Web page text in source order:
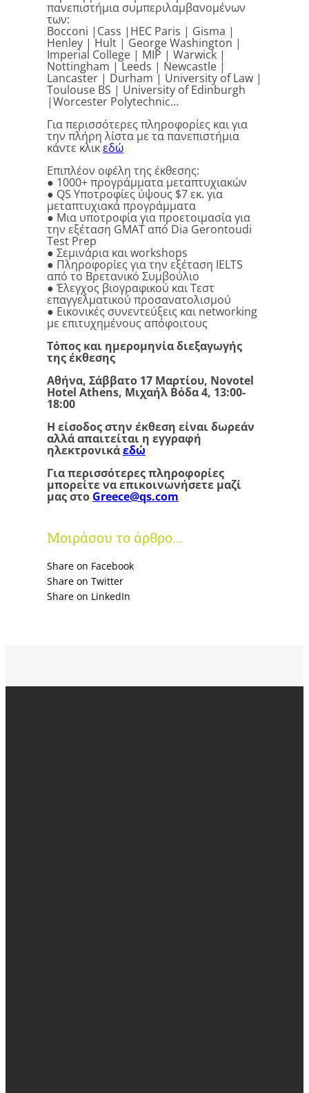
πανεπιστήμια συμπεριλαμβανομένων
των:
Bocconi |Cass |HEC Paris | Gisma |
Henley | Hult | George Washington |
Imperial College | MIP | Warwick |
Nottingham | Leeds | Newcastle |
Lancaster | Durham | University of Law |
Toulouse BS | University of Edinburgh
|Worcester Polytechnic…
Για περισσότερες πληροφορίες και για
την πλήρη λίστα με τα πανεπιστήμια
κάντε κλικεδώ
Επιπλέον οφέλη της έκθεσης:
● 1000+ προγράμματα μεταπτυχιακών
● QS Υποτροφίες ύψους $7 εκ. για
μεταπτυχιακά προγράμματα
● Μια υποτροφία για προετοιμασία για
την εξέταση GMAT από Dia Gerontoudi
Test Prep
● Σεμινάρια και workshops
● Πληροφορίες για την εξέταση IELTS
από το Βρετανικό Συμβούλιο
● Έλεγχος βιογραφικού και Τεστ
επαγγελματικού προσανατολισμού
● Εικονικές συνεντεύξεις και networking
με επιτυχημένους απόφοιτους
Τόπος και ημερομηνία διεξαγωγής
της έκθεσης
Αθήνα, Σάββατο 17 Μαρτίου, Novotel
Hotel Athens, Μιχαήλ Βόδα 4, 13:00-
18:00
Η είσοδος στην έκθεση είναι δωρεάν
αλλά απαιτείται η εγγραφή
ηλεκτρονικάεδώ
Για περισσότερες πληροφορίες
μπορείτε να επικοινωνήσετε μαζί
μας στο Greece@qs.com
Μοιράσου το άρθρο...
Share on Facebook
Share on Twitter
Share on LinkedΙn